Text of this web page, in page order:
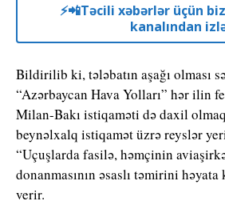
⚡️📲Təcili xəbərlər üçün
kanalından
Bildirilib ki, tələbatın aşağı olması
“Azərbaycan Hava Yolları” hər ilin
Milan-Bakı istiqaməti də daxil
beynəlxalq istiqamət üzrə reyslər
“Uçuşlarda fasilə, həmçinin
donanmasının əsaslı təmirini
verir.